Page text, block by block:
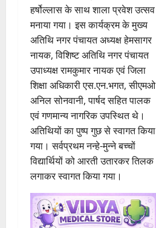
हर्षोल्लास के साथ शाला प्रवेश उत्सव
मनाया गया। इस कार्यक्रम के मुख्य
अतिथि नगर पंचायत अध्यक्ष हेमसागर
नायक, विशिष्ट अतिथि नगर पंचायत
उपाध्यक्ष रामकुमार नायक एवं जिला
शिक्षा अधिकारी एस.एन.भगत, सीएमओ
अनिल सोनवानी, पार्षद सहित पालक
एवं गणमान्य नागरिक उपस्थित थे।
अतिथियों का पुष्प गुछ से स्वागत किया
गया। सर्वप्रथम नन्हे-मुन्ने बच्चों
विद्यार्थियों को आरती उतारकर तिलक
लगाकर स्वागत किया गया।